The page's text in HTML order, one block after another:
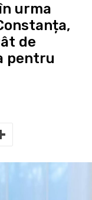
urma
de
pentru